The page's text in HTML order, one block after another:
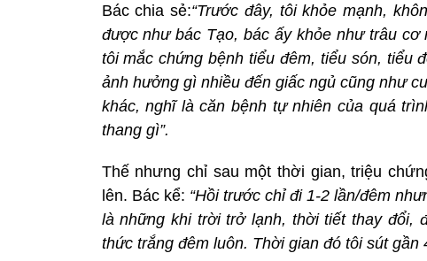
Bác chia sẻ:“Trước đây, tôi khỏe mạnh,
được như bác Tạo, bác ấy khỏe như trâu
tôi mắc chứng bệnh tiểu đêm, tiểu són, tiểu
ảnh hưởng gì nhiều đến giấc ngủ cũng như
khác, nghĩ là căn bệnh tự nhiên của quá
thang gì”.
Thế nhưng chỉ sau một thời gian, triệu
lên. Bác kể: “Hồi trước chỉ đi 1-2 lần/đêm
là những khi trời trở lạnh, thời tiết thay đổi,
thức trắng đêm luôn. Thời gian đó tôi sút